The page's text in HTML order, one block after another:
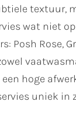
textuur,
wat niet
Posh Rose,
een hoge
uniek in